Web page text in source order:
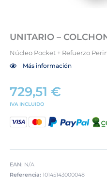
UNITARIO –
Núcleo Pocket + Refuerzo
Más información
729,51 €
IVA INCLUIDO
EAN: N/A
Referencia: 10145143000048